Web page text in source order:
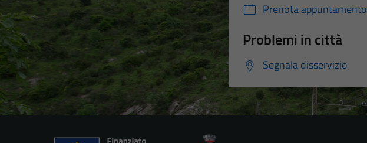
Prenota appuntamento
Problemi in città
Segnala disservizio